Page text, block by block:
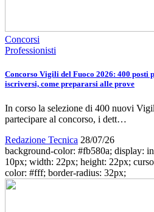
Concorsi
Professionisti
Concorso Vigili del Fuoco 2026: 400
iscriversi, come prepararsi alle prove
In corso la selezione di 400 nuovi
partecipare al concorso, i dett…
Redazione Tecnica 28/07/26
background-color: #fb580a; display:
10px; width: 22px; height: 22px;
color: #fff; border-radius: 32px;